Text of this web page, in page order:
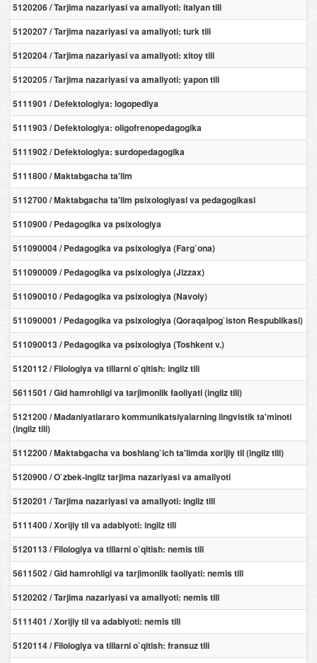
5120206 / Tarjima nazariyasi va amaliyoti: italyan tili
5120207 / Tarjima nazariyasi va amaliyoti: turk tili
5120204 / Tarjima nazariyasi va amaliyoti: xitoy tili
5120205 / Tarjima nazariyasi va amaliyoti: yapon tili
5111901 / Defektologiya: logopediya
5111903 / Defektologiya: oligofrenopedagogika
5111902 / Defektologiya: surdopedagogika
5111800 / Maktabgacha ta'lim
5112700 / Maktabgacha ta'lim psixologiyasi va pedagogikasi
5110900 / Pedagogika va psixologiya
511090004 / Pedagogika va psixologiya (Farg`ona)
511090009 / Pedagogika va psixologiya (Jizzax)
511090010 / Pedagogika va psixologiya (Navoiy)
511090001 / Pedagogika va psixologiya (Qoraqalpog`iston Respublikasi)
511090013 / Pedagogika va psixologiya (Toshkent v.)
5120112 / Filologiya va tillarni o`qitish: ingliz tili
5611501 / Gid hamrohligi va tarjimonlik faoliyati (ingliz tili)
5121200 / Madaniyatlararo kommunikatsiyalarning lingvistik ta'minoti
(ingliz tili)
5112200 / Maktabgacha va boshlang`ich ta'limda xorijiy til (ingliz tili)
5120900 / O`zbek-ingliz tarjima nazariyasi va amaliyoti
5120201 / Tarjima nazariyasi va amaliyoti: ingliz tili
5111400 / Xorijiy til va adabiyoti: ingliz tili
5120113 / Filologiya va tillarni o`qitish: nemis tili
5611502 / Gid hamrohligi va tarjimonlik faoliyati: nemis tili
5120202 / Tarjima nazariyasi va amaliyoti: nemis tili
5111401 / Xorijiy til va adabiyoti: nemis tili
5120114 / Filologiya va tillarni o`qitish: fransuz tili